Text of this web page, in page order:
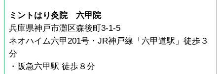
ミントはり灸院 六甲院
兵庫県神戸市灘区森後町3-1-5
ネオハイム六甲201号・JR神戸線「六甲道駅」徒歩３
分
・阪急六甲駅 徒歩８分